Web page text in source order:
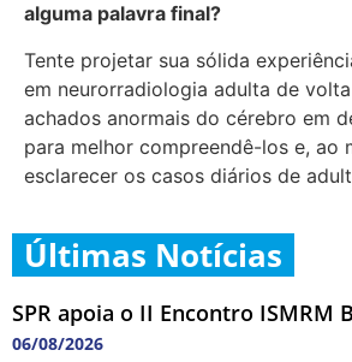
alguma palavra final?
Tente projetar sua sólida
em neurorradiologia adulta de
achados anormais do cérebro em
para melhor compreendê-los e, ao
esclarecer os casos diários de
Últimas Notícias
SPR apoia o II Encontro ISMRM
06/08/2026